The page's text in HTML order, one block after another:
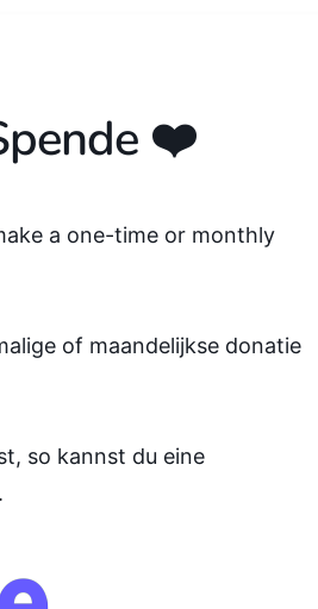
❤️
a one-time or monthly
of maandelijkse donatie
so kannst du eine